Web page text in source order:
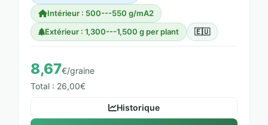
Intérieur : 500---550 g/mA2
Extérieur : 1,300---1,500 g per plant
🇪🇺
8,67€/graine
Total : 26,00€
Historique